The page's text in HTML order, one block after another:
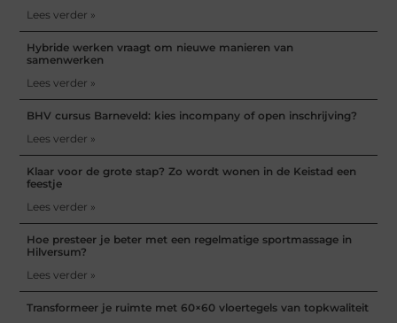
Lees verder »
Hybride werken vraagt om nieuwe manieren van
samenwerken
Lees verder »
BHV cursus Barneveld: kies incompany of open inschrijving?
Lees verder »
Klaar voor de grote stap? Zo wordt wonen in de Keistad een
feestje
Lees verder »
Hoe presteer je beter met een regelmatige sportmassage in
Hilversum?
Lees verder »
Transformeer je ruimte met 60×60 vloertegels van topkwaliteit